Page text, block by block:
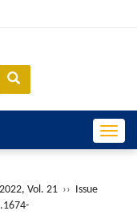
2022, Vol. 21 ›› Issue